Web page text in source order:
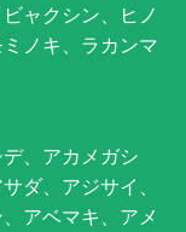
ャクシン、ヒノ
ノキ、ラカンマ
、アカメガシ
ダ、アジサイ、
アベマキ、アメ